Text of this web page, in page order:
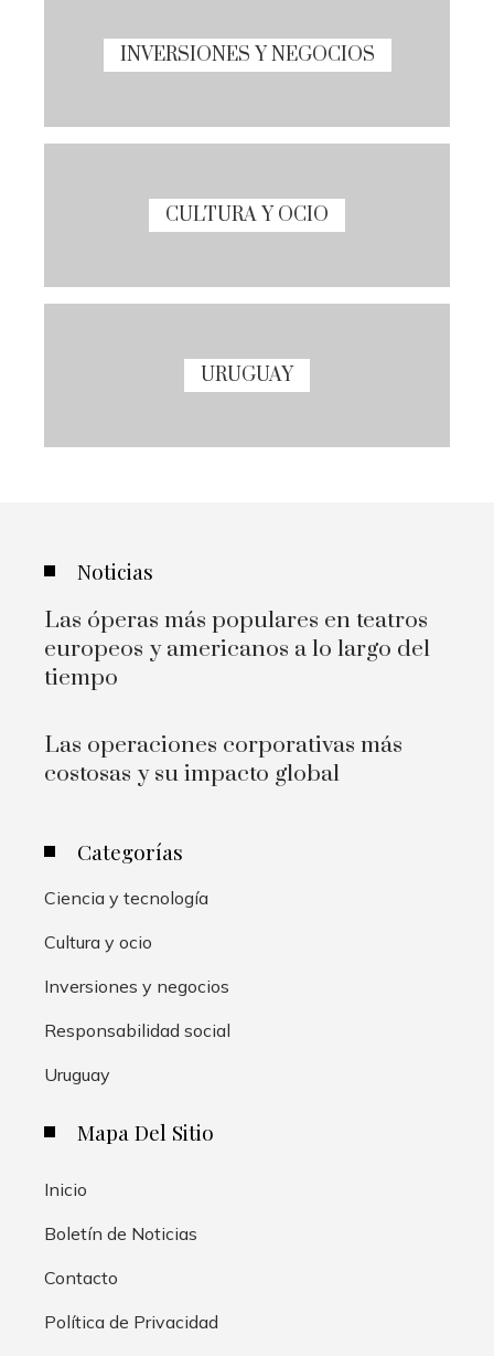
INVERSIONES Y NEGOCIOS
CULTURA Y OCIO
URUGUAY
Noticias
Las óperas más populares en teatros
europeos y americanos a lo largo del
tiempo
Las operaciones corporativas más
costosas y su impacto global
Categorías
Ciencia y tecnología
Cultura y ocio
Inversiones y negocios
Responsabilidad social
Uruguay
Mapa Del Sitio
Inicio
Boletín de Noticias
Contacto
Política de Privacidad